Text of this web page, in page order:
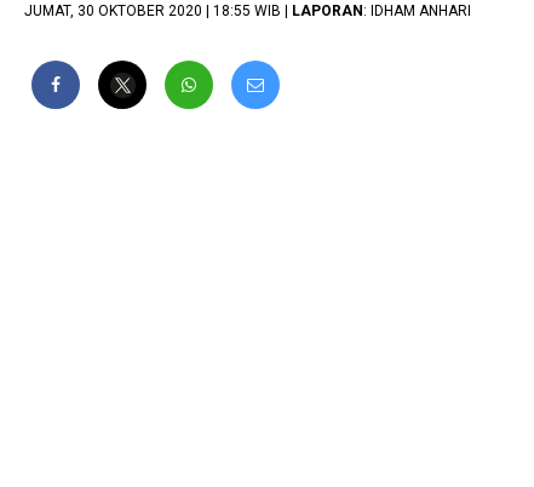
JUMAT, 30 OKTOBER 2020 | 18:55 WIB | LAPORAN: IDHAM ANHARI